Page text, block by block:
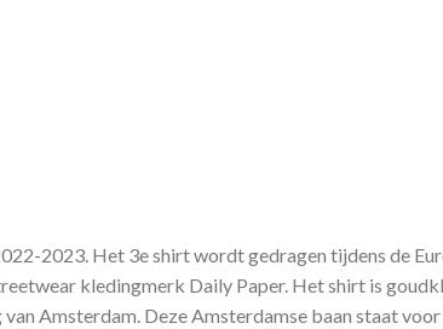
2023. Het 3e shirt wordt gedragen tijdens de
kledingmerk Daily Paper. Het shirt is
Amsterdam. Deze Amsterdamse baan staat